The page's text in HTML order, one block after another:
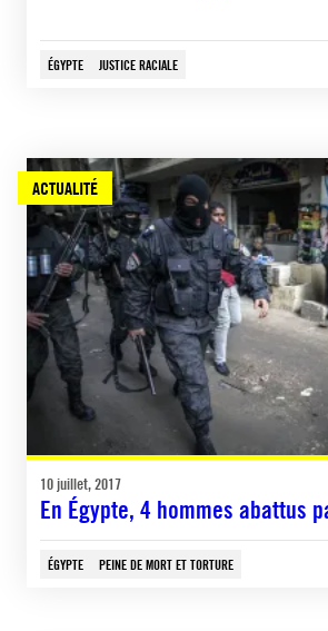
ÉGYPTE JUSTICE RACIALE
ACTUALITÉ
10 juillet, 2017
En Égypte, 4 hommes abattus
ÉGYPTE PEINE DE MORT ET TORTURE